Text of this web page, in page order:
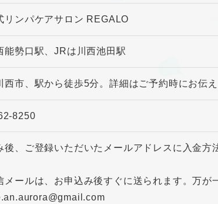
リンパケアサロン REGALO
能勢口駅、JRは川西池田駅
西市、駅から徒歩5分。詳細はご予約時にお伝え
8250
後、ご登録いただいたメールアドレスに入金方
メールは、お申込み後すぐに送られます。万